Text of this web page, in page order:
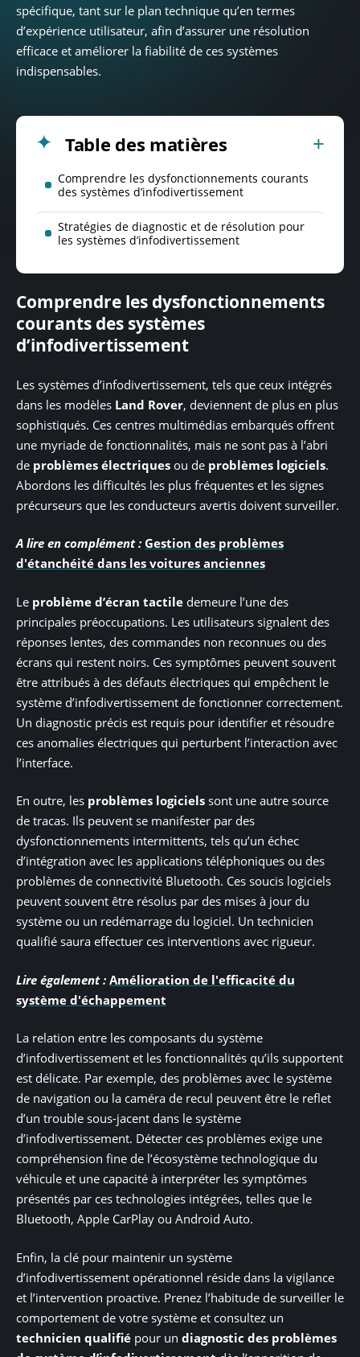
spécifique, tant sur le plan technique qu’en termes
d’expérience utilisateur, afin d’assurer une résolution
efficace et améliorer la fiabilité de ces systèmes
indispensables.
Table des matières
Comprendre les dysfonctionnements courants
des systèmes d’infodivertissement
Stratégies de diagnostic et de résolution pour
les systèmes d’infodivertissement
Comprendre les dysfonctionnements
courants des systèmes
d’infodivertissement
Les systèmes d’infodivertissement, tels que ceux intégrés
dans les modèles Land Rover, deviennent de plus en plus
sophistiqués. Ces centres multimédias embarqués offrent
une myriade de fonctionnalités, mais ne sont pas à l’abri
de problèmes électriques ou de problèmes logiciels.
Abordons les difficultés les plus fréquentes et les signes
précurseurs que les conducteurs avertis doivent surveiller.
A lire en complément : Gestion des problèmes
d'étanchéité dans les voitures anciennes
Le problème d’écran tactile demeure l’une des
principales préoccupations. Les utilisateurs signalent des
réponses lentes, des commandes non reconnues ou des
écrans qui restent noirs. Ces symptômes peuvent souvent
être attribués à des défauts électriques qui empêchent le
système d’infodivertissement de fonctionner correctement.
Un diagnostic précis est requis pour identifier et résoudre
ces anomalies électriques qui perturbent l’interaction avec
l’interface.
En outre, les problèmes logiciels sont une autre source
de tracas. Ils peuvent se manifester par des
dysfonctionnements intermittents, tels qu’un échec
d’intégration avec les applications téléphoniques ou des
problèmes de connectivité Bluetooth. Ces soucis logiciels
peuvent souvent être résolus par des mises à jour du
système ou un redémarrage du logiciel. Un technicien
qualifié saura effectuer ces interventions avec rigueur.
Lire également : Amélioration de l'efficacité du
système d'échappement
La relation entre les composants du système
d’infodivertissement et les fonctionnalités qu’ils supportent
est délicate. Par exemple, des problèmes avec le système
de navigation ou la caméra de recul peuvent être le reflet
d’un trouble sous-jacent dans le système
d’infodivertissement. Détecter ces problèmes exige une
compréhension fine de l’écosystème technologique du
véhicule et une capacité à interpréter les symptômes
présentés par ces technologies intégrées, telles que le
Bluetooth, Apple CarPlay ou Android Auto.
Enfin, la clé pour maintenir un système
d’infodivertissement opérationnel réside dans la vigilance
et l’intervention proactive. Prenez l’habitude de surveiller le
comportement de votre système et consultez un
technicien qualifié pour un diagnostic des problèmes